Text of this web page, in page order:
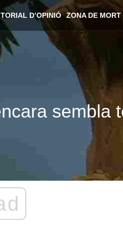
D’OPINIÓ ZONA DE MORT
sembla